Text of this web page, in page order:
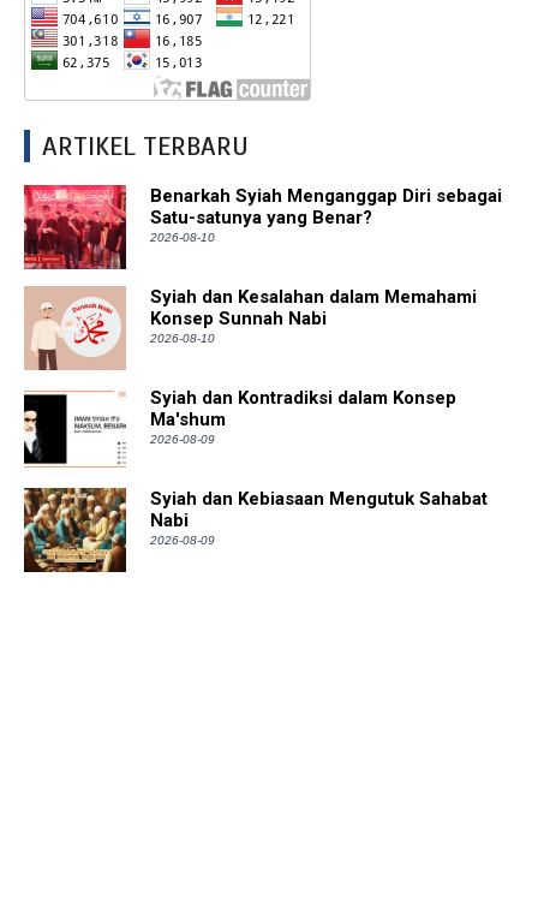
ARTIKEL TERBARU
Benarkah Syiah Menganggap Diri sebagai
Satu-satunya yang Benar?
2026-08-10
Syiah dan Kesalahan dalam Memahami
Konsep Sunnah Nabi
2026-08-10
Syiah dan Kontradiksi dalam Konsep
Ma'shum
2026-08-09
Syiah dan Kebiasaan Mengutuk Sahabat
Nabi
2026-08-09